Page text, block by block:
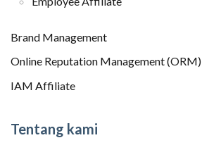
Brand Management
Online Reputation Management (ORM)
IAM Affiliate
Tentang kami